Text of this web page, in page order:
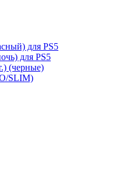
для PS5
для PS5
(черные)
SLIM)